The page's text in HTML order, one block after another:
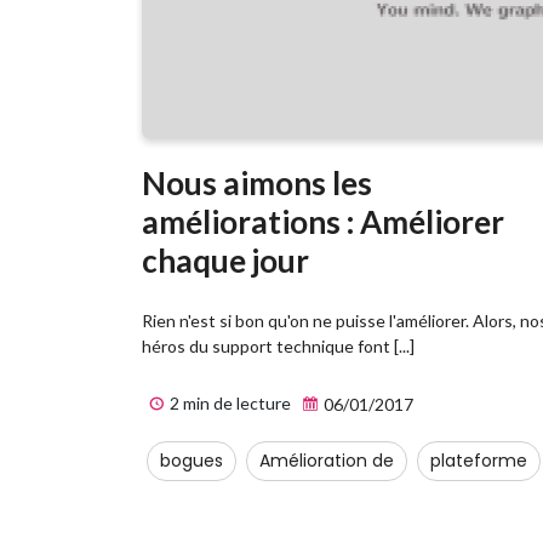
Nous aimons les
améliorations : Améliorer
chaque jour
Rien n'est si bon qu'on ne puisse l'améliorer. Alors,
héros du support technique font [...]
2 min de lecture 06/01/2017
bogues Amélioration de plateforme